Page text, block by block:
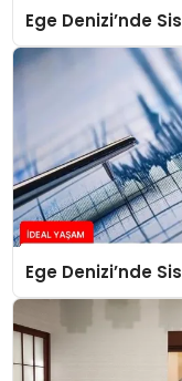
Ege Denizi’nde
Ege Denizi’nde